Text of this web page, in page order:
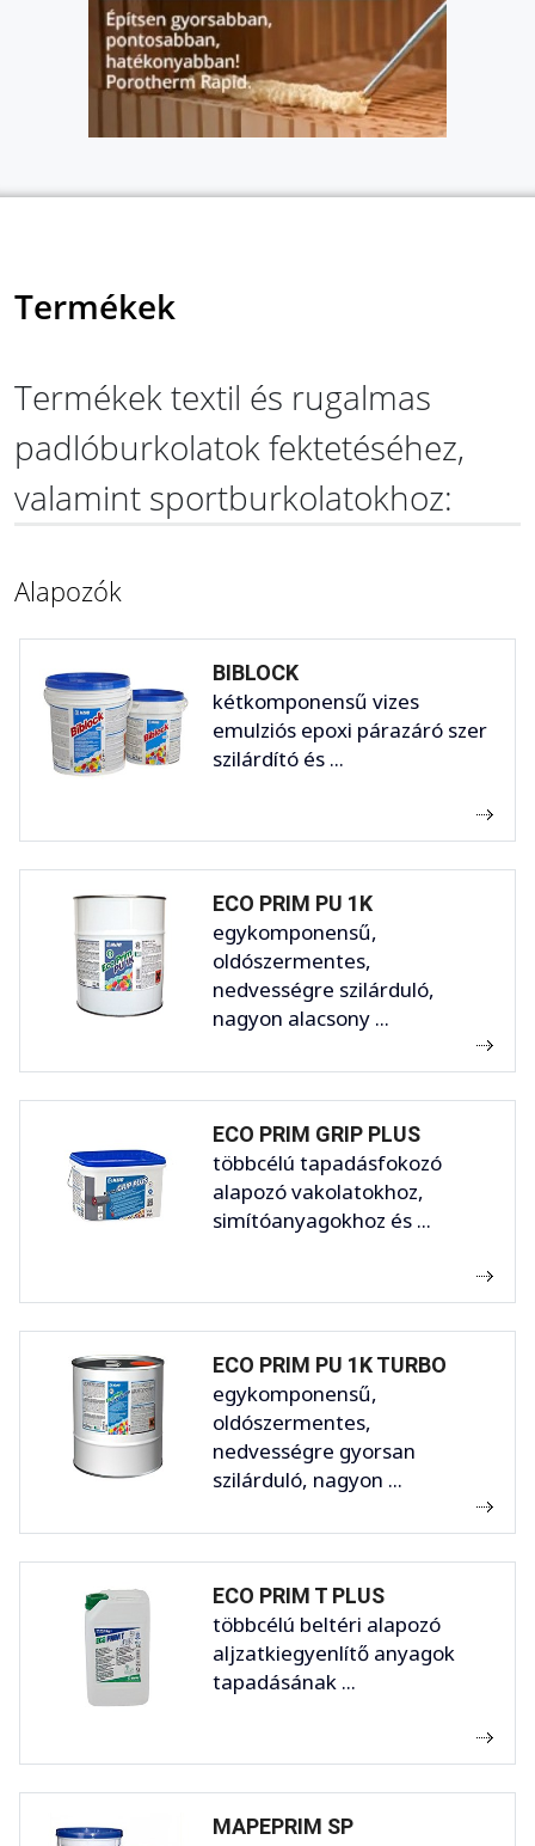
Termékek
Termékek textil és rugalmas
padlóburkolatok fektetéséhez,
valamint sportburkolatokhoz:
Alapozók
BIBLOCK
kétkomponensű vizes
emulziós epoxi párazáró szer
szilárdító és ...
ECO PRIM PU 1K
egykomponensű,
oldószermentes,
nedvességre szilárduló,
nagyon alacsony ...
ECO PRIM GRIP PLUS
többcélú tapadásfokozó
alapozó vakolatokhoz,
simítóanyagokhoz és ...
ECO PRIM PU 1K TURBO
egykomponensű,
oldószermentes,
nedvességre gyorsan
szilárduló, nagyon ...
ECO PRIM T PLUS
többcélú beltéri alapozó
aljzatkiegyenlítő anyagok
tapadásának ...
MAPEPRIM SP